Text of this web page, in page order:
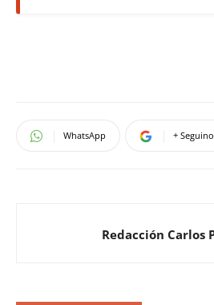
WhatsApp +
Redacción Carlos